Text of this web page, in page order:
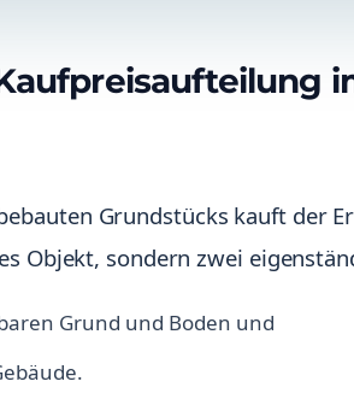
Grundstücks kauft der
Objekt, sondern zwei
Grund und Boden und